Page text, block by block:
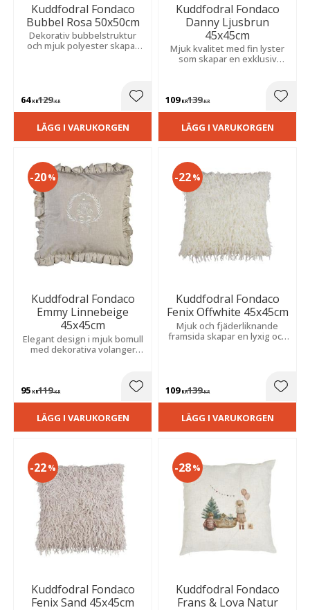
Kuddfodral Fondaco
Bubbel Rosa 50x50cm
Dekorativ bubbelstruktur
och mjuk polyester skapar
64KR129KR Lägg till i favoriter
LÄGG I VARUKORGEN
Kuddfodral Fondaco
Danny Ljusbrun
45x45cm
Mjuk kvalitet med fin lyster
som skapar en exklusiv
109KR139KR
LÄGG I VARUKORGEN
Kuddfodral Fondaco
Emmy Linnebeige
45x45cm
Elegant design i mjuk bomull
med dekorativa volanger
95 KR119KR
20%
Lägg till i favoriter
LÄGG I VARUKORGEN
Kuddfodral Fondaco
Fenix Offwhite 45x45cm
Mjuk och fjäderliknande
framsida skapar en lyxig och
109KR139KR
22%
LÄGG I VARUKORGEN
Kuddfodral Fondaco
Fenix Sand 45x45cm
22%
Kuddfodral Fondaco
Frans & Lova Natur
28%